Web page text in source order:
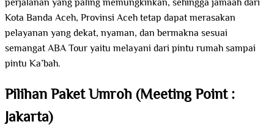
perjalanan yang paling memungkinkan, sehingga jamaah dari
Kota Banda Aceh, Provinsi Aceh tetap dapat merasakan
pelayanan yang dekat, nyaman, dan bermakna sesuai
semangat ABA Tour yaitu melayani dari pintu rumah sampai
pintu Ka’bah.
Pilihan Paket Umroh (Meeting Point :
Jakarta)